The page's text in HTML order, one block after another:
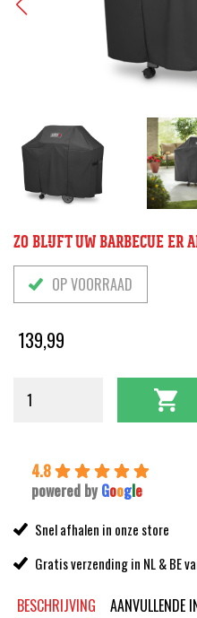
ZO BLIJFT UW BARBECUE
OP VOORRAAD
139,99
4.8
powered by Google
Snel afhalen in onze store
Gratis verzending in NL & BE
BESCHRIJVING
AANVULLENDE